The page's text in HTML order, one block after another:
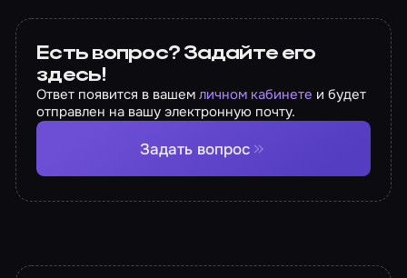
Есть вопрос? Задайте его
здесь!
Ответ появится в вашемличном кабинете и будет
отправлен на вашу электронную почту.
Задать вопрос